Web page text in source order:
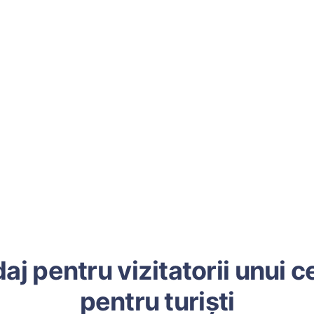
pentru vizitatorii unui
pentru turiști